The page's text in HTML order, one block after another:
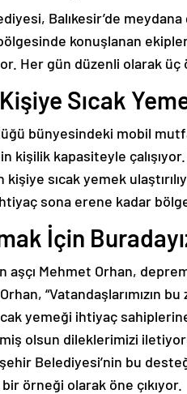
Balıkesir’de
konuşlanan
Her gün düzenli olarak üç
Sıcak
bünyesindeki mobil
kişilik kapasiteyle
sıcak yemek
sona erene kadar
İçin
aşçı Mehmet Orhan,
“Vatandaşlarımızın
yemeği ihtiyaç
olsun dileklerimizi
Belediyesi’nin bu
örneği olarak öne çıkıyor.